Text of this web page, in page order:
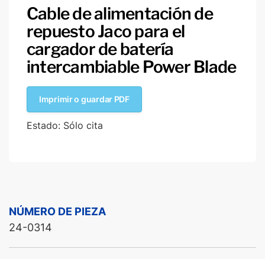
Cable de alimentación de
repuesto Jaco para el
cargador de batería
intercambiable Power Blade
Imprimir o guardar PDF
Estado: Sólo cita
NÚMERO DE PIEZA
24-0314